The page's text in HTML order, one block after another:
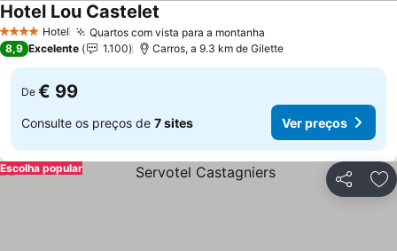
4 EstrelasHotel Quartos com vista para a montanha
Hotel Lou Castelet
8,9 Excelente 1.100 Carros, a 9.3 km de Gilette
De € 99
Consulte os preços de 7 sites Ver preços
Partilhar
Escolha popular